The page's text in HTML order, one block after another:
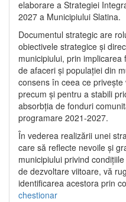
elaborare a Strategiei
2027 a Municipiului Slatina.
Documentul strategic are
obiectivele strategice și
municipiului, prin
de afaceri și populației din
consens în ceea ce
precum și pentru a stabili
absorbția de fonduri
programare 2021-2027.
În vederea realizării unei
care să reflecte nevoile și
municipiului privind
de dezvoltare viitoare, vă
identificarea acestora prin
chestionar